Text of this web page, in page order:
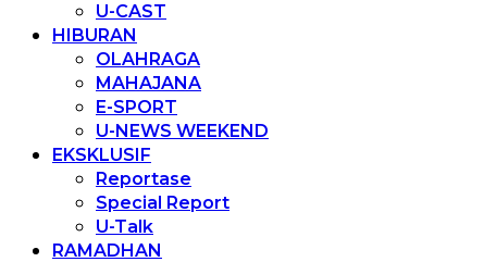
U-CAST
HIBURAN
OLAHRAGA
MAHAJANA
E-SPORT
U-NEWS WEEKEND
EKSKLUSIF
Reportase
Special Report
U-Talk
RAMADHAN